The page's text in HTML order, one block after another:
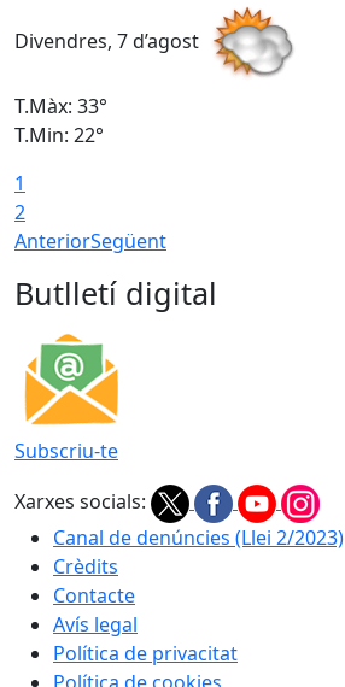
Divendres, 7 d’agost
T.Màx: 33°
T.Min: 22°
1
2
AnteriorSegüent
Butlletí digital
Subscriu-te
Xarxes socials:
Canal de denúncies (Llei 2/2023)
Crèdits
Contacte
Avís legal
Política de privacitat